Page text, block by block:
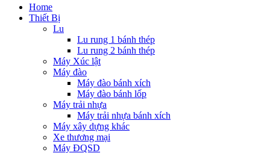
Home
Thiết Bị
Lu
Lu rung 1 bánh thép
Lu rung 2 bánh thép
Máy Xúc lật
Máy đào
Máy đào bánh xích
Máy đào bánh lốp
Máy trải nhựa
Máy trải nhựa bánh xích
Máy xây dựng khác
Xe thương mại
Máy ĐQSD